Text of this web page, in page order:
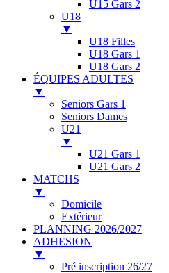
U15 Gars 2
U18
▼
U18 Filles
U18 Gars 1
U18 Gars 2
ÉQUIPES ADULTES
▼
Seniors Gars 1
Seniors Dames
U21
▼
U21 Gars 1
U21 Gars 2
MATCHS
▼
Domicile
Extérieur
PLANNING 2026/2027
ADHESION
▼
Pré inscription 26/27